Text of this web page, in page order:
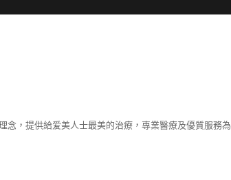
，提供給爱美人士最美的治療，專業醫療及優質服務